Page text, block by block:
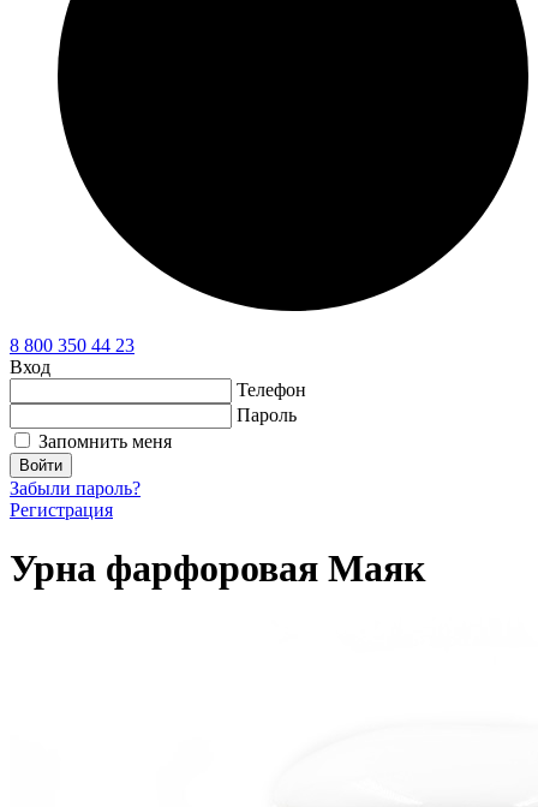
8 800 350 44 23
Вход
Телефон
Пароль
Запомнить меня
Войти
Забыли пароль?
Регистрация
Урна фарфоровая Маяк